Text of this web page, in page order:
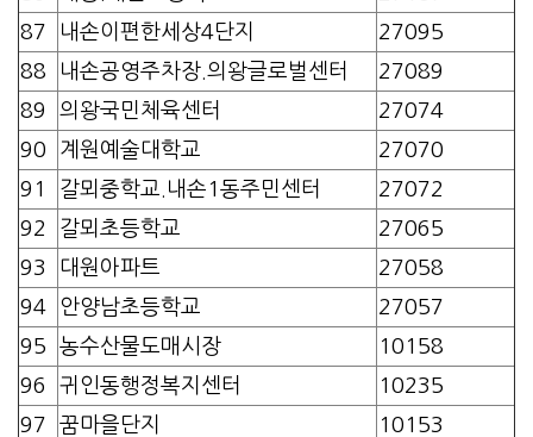
87
내손이편한세상4단지
27095
88
내손공영주차장.의왕글로벌센터
27089
89
의왕국민체육센터
27074
90
계원예술대학교
27070
91
갈뫼중학교.내손1동주민센터
27072
92
갈뫼초등학교
27065
93
대원아파트
27058
94
안양남초등학교
27057
95
농수산물도매시장
10158
96
귀인동행정복지센터
10235
97
꿈마을단지
10153